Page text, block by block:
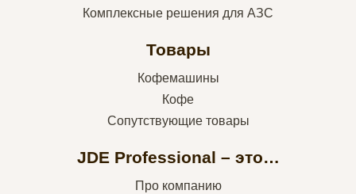
Комплексные решения для АЗС
Товары
Кофемашины
Кофе
Сопутствующие товары
JDE Professional – это…
Про компанию